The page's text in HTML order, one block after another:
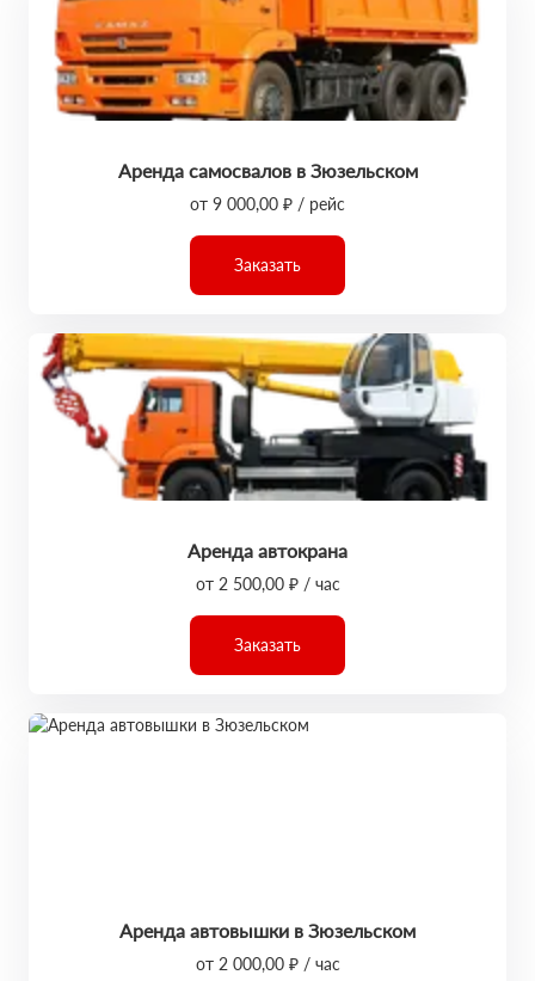
Аренда самосвалов в Зюзельском
от 9 000,00 ₽ / рейс
Заказать
Аренда автокрана
от 2 500,00 ₽ / час
Заказать
Аренда автовышки в Зюзельском
от 2 000,00 ₽ / час